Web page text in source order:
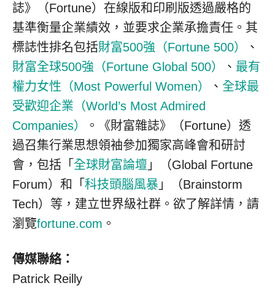
誌》（Fortune）在線版和印刷版透過嚴格的
基準衡量企業績效，並要求企業承擔責任。其
標誌性排名包括財富500強（Fortune 500）
、
財富全球500強（Fortune Global 500）
、 最有
權力女性（Most Powerful Women）
、 全球最
受歡迎企業（World’s Most Admired
Companies）
。《財富雜誌》（Fortune）透
過召集行業思想領袖參加獨家高峰會和研討
會，包括「 全球財富論壇 」（Global Fortune
Forum）和「 科技頭腦風暴 」（Brainstorm
Tech）等，建立世界級社群。欲了解詳情，請
瀏覽fortune.com 。
傳媒聯絡：
Patrick Reilly